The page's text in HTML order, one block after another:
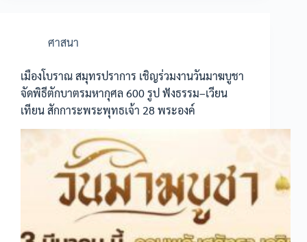
ศาสนา
เมืองโบราณ สมุทรปราการ เชิญร่วมงานวันมาฆบูชา
จัดพิธีตักบาตรมหากุศล 600 รูป ฟังธรรม–เวียน
เทียน สักการะพระพุทธเจ้า 28 พระองค์